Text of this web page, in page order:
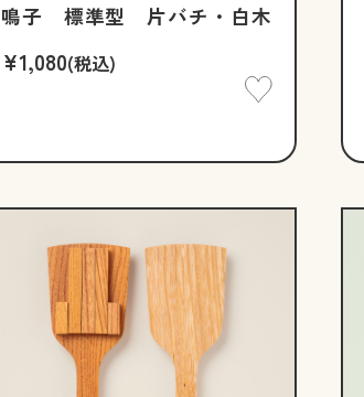
鳴子 標準型 片バチ・白木
¥1,080(税込)